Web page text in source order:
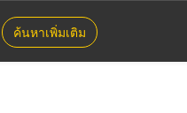
ค้นหาเพิ่มเติม